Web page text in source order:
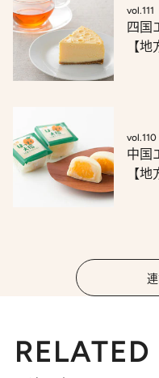
vol.111
四国
【
vol.110
中国
【